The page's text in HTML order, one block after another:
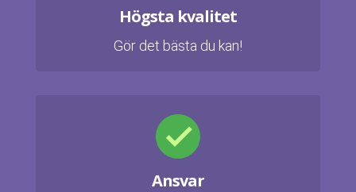
Högsta kvalitet
Gör det bästa du kan!
Ansvar